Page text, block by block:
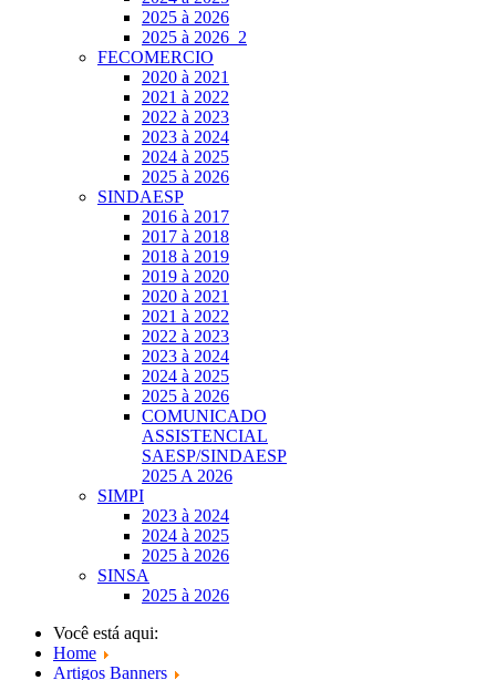
2025 à 2026
2025 à 2026_2
FECOMERCIO
2020 à 2021
2021 à 2022
2022 à 2023
2023 à 2024
2024 à 2025
2025 à 2026
SINDAESP
2016 à 2017
2017 à 2018
2018 à 2019
2019 à 2020
2020 à 2021
2021 à 2022
2022 à 2023
2023 à 2024
2024 à 2025
2025 à 2026
COMUNICADO
ASSISTENCIAL
SAESP/SINDAESP
2025 A 2026
SIMPI
2023 à 2024
2024 à 2025
2025 à 2026
SINSA
2025 à 2026
Você está aqui:
Home
Artigos Banners